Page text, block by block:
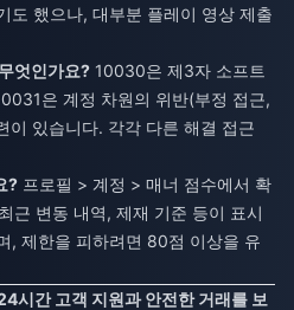
도 했으나, 대부분 플레이 영상 제출
엇인가요? 10030은 제3자 소프트
은 계정 차원의 위반(부정 접근,
이 있습니다. 각각 다른 해결 접근
? 프로필 > 계정 > 매너 점수에서 확
근 변동 내역, 제재 기준 등이 표시
, 제한을 피하려면 80점 이상을 유
시간 고객 지원과 안전한 거래를 보